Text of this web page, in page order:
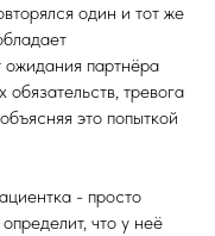
один и тот же
ожидания партнёра
тревога
это попыткой
- просто
что у неё